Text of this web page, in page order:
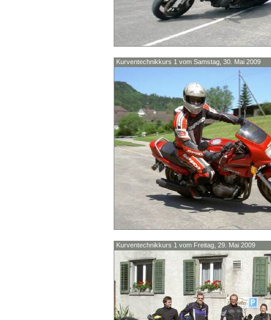
Kurventechnikkurs 1 vom Samstag, 30. Mai 2009
Kurventechnikkurs 1 vom Freitag, 29. Mai 2009